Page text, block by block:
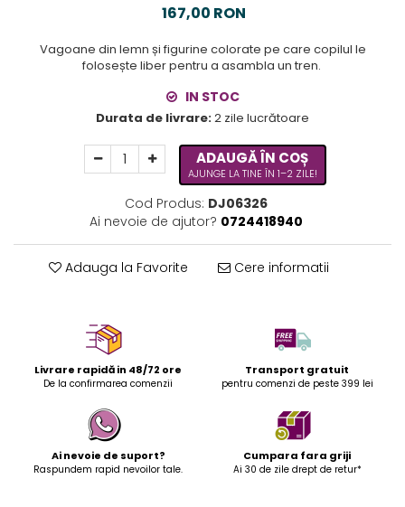
167,00 RON
Vagoane din lemn și figurine colorate pe care copilul le
folosește liber pentru a asambla un tren.
IN STOC
Durata de livrare:2 zile lucrătoare
ADAUGĂ ÎN COȘ
AJUNGE LA TINE ÎN 1–2 ZILE!
Cod Produs: DJ06326
Ai nevoie de ajutor? 0724418940
Adauga la Favorite Cere informatii
Livrare rapidă in 48/72 ore
De la confirmarea comenzii
Transport gratuit
pentru comenzi de peste 399 lei
Ai nevoie de suport?
Raspundem rapid nevoilor tale.
Cumpara fara griji
Ai 30 de zile drept de retur*